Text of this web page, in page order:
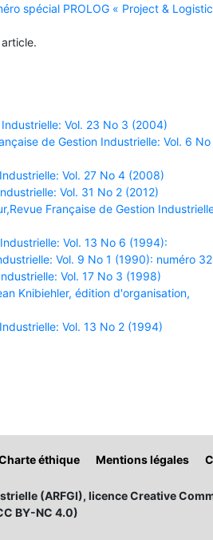
spécial PROLOG « Project &
Vol. 23 No 3 (2004)
de Gestion Industrielle: Vol. 6
Vol. 27 No 4 (2008)
Vol. 31 No 2 (2012)
Française de Gestion
Vol. 13 No 6 (1994):
Vol. 9 No 1 (1990): numéro 32
Vol. 17 No 3 (1998)
Knibiehler, édition d'organisation,
Vol. 13 No 2 (1994)
éthique Mentions légales
(ARFGI), licence Creative
BY-NC 4.0)